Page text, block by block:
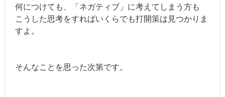
何につけても、「ネガティブ」に考えてしまう方も
こうした思考をすればいくらでも打開策は見つかりま
すよ。
そんなことを思った次第です。